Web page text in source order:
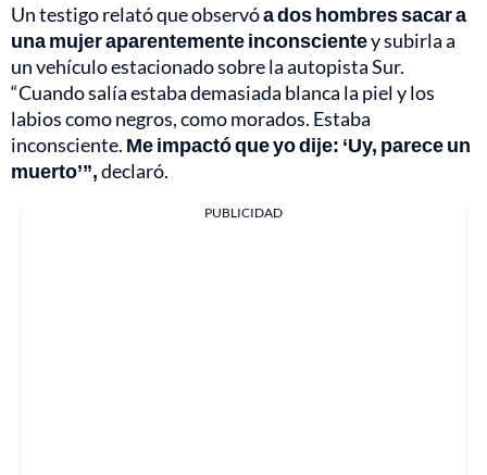
Un testigo relató que observóa dos hombres sacar a
una mujer aparentemente inconscientey subirla a
un vehículo estacionado sobre la autopista Sur.
“Cuando salía estaba demasiada blanca la piel y los
labios como negros, como morados. Estaba
inconsciente. Me impactó que yo dije: ‘Uy, parece un
muerto’”,declaró.
PUBLICIDAD